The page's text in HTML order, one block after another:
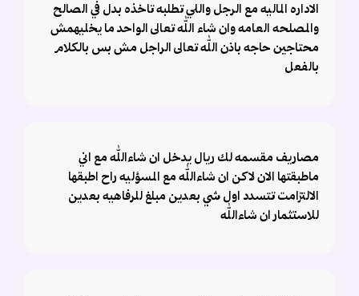
الاداره الماليه مع الرجل واللي تطلبه تاخذه بدل في الصالح
والمصلحه العامه وان شاء الله تعالى الواحد ما يخليهمش
محتاجين حاجه باذن الله تعالى الراجل مش بس بالكلام
بالفعل
مصاريف مقسمه لك ريال يدخل ان شاءالله مع اني
ماطبقتها الان لاكن ان شاءالله مع المسؤليه راح اطبقها
الالتزامت تتسدد اول شي بعدين مبلغ للرفاهيه بعدين
للاستثمار ان شاءالله